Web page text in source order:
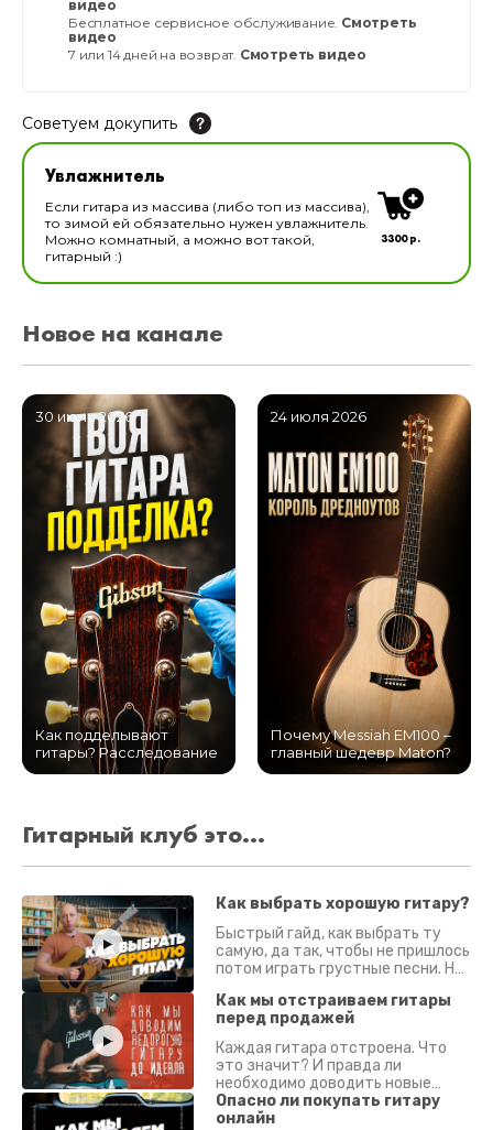
видео
Бесплатное сервисное обслуживание. Смотреть
видео
7 или 14 дней на возврат. Смотреть видео
Советуем докупить
Увлажнитель для музыкальных инструментов
В наличии
Увлажнитель
Если гитара из массива (либо топ из массива),
то зимой ей обязательно нужен увлажнитель.
Можно комнатный, а можно вот такой,
гитарный :)
3300 р.
Новое на канале
30 июля 2026
Как подделывают
гитары? Расследование
24 июля 2026
Почему Messiah EM100 –
главный шедевр Maton?
Гитарный клуб это...
Как выбрать хорошую гитару?
Быстрый гайд, как выбрать ту
самую, да так, чтобы не пришлось
потом играть грустные песни. На
Как мы отстраиваем гитары
перед продажей
Каждая гитара отстроена. Что
это значит? И правда ли
необходимо доводить новые
гитары? Если кратко - да.
Подробно - в видео :)
Опасно ли покупать гитару
онлайн